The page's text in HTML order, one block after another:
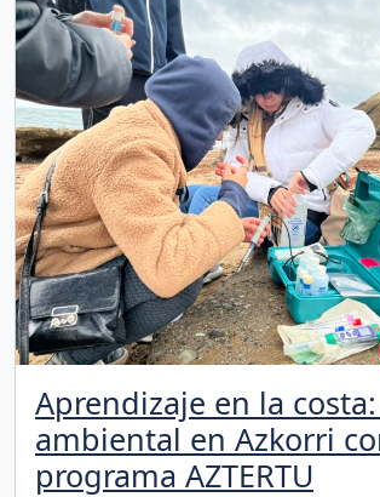
Aprendizaje en la
ambiental en Azkorri
programa AZTERTU